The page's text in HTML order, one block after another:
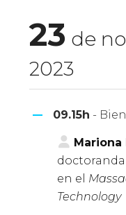
23 de
2023
09.15h -
Mariona
en el
Technology